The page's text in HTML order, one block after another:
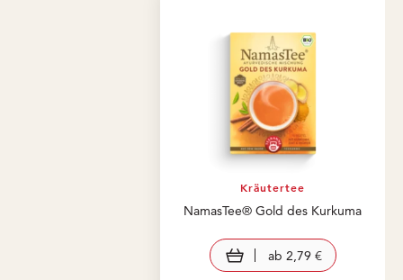
Kräutertee
NamasTee® Gold des Kurkuma
view product
ab 2,79 €